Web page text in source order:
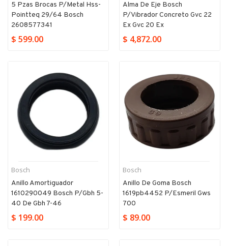
5 Pzas Brocas P/metal Hss-
Pointteq 29/64 Bosch
2608577341
$ 599.00
Alma De Eje Bosch
P/vibrador Concreto Gvc 22
Ex Gvc 20 Ex
$ 4,872.00
Bosch
Anillo Amortiguador
1610290049 Bosch P/gbh 5-
40 De Gbh 7-46
$ 199.00
Bosch
Anillo De Goma Bosch
1619pb4452 P/esmeril Gws
700
$ 89.00